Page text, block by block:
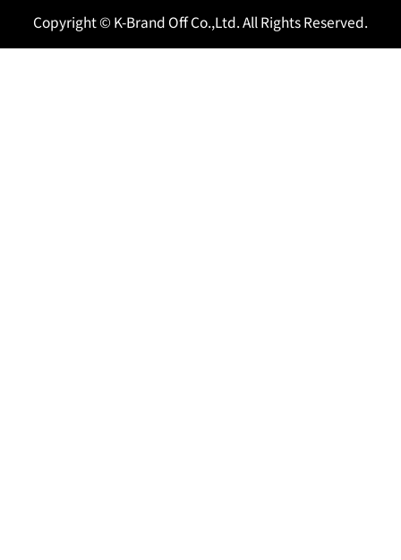
Copyright © K-Brand Off Co.,Ltd. All Rights Reserved.